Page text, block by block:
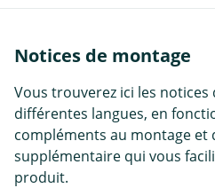
Notices de montage
Vous trouverez ici les notices
différentes langues, en
compléments au montage et
supplémentaire qui vous
produit.